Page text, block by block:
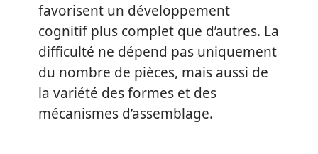
favorisent un développement
cognitif plus complet que d’autres. La
difficulté ne dépend pas uniquement
du nombre de pièces, mais aussi de
la variété des formes et des
mécanismes d’assemblage.